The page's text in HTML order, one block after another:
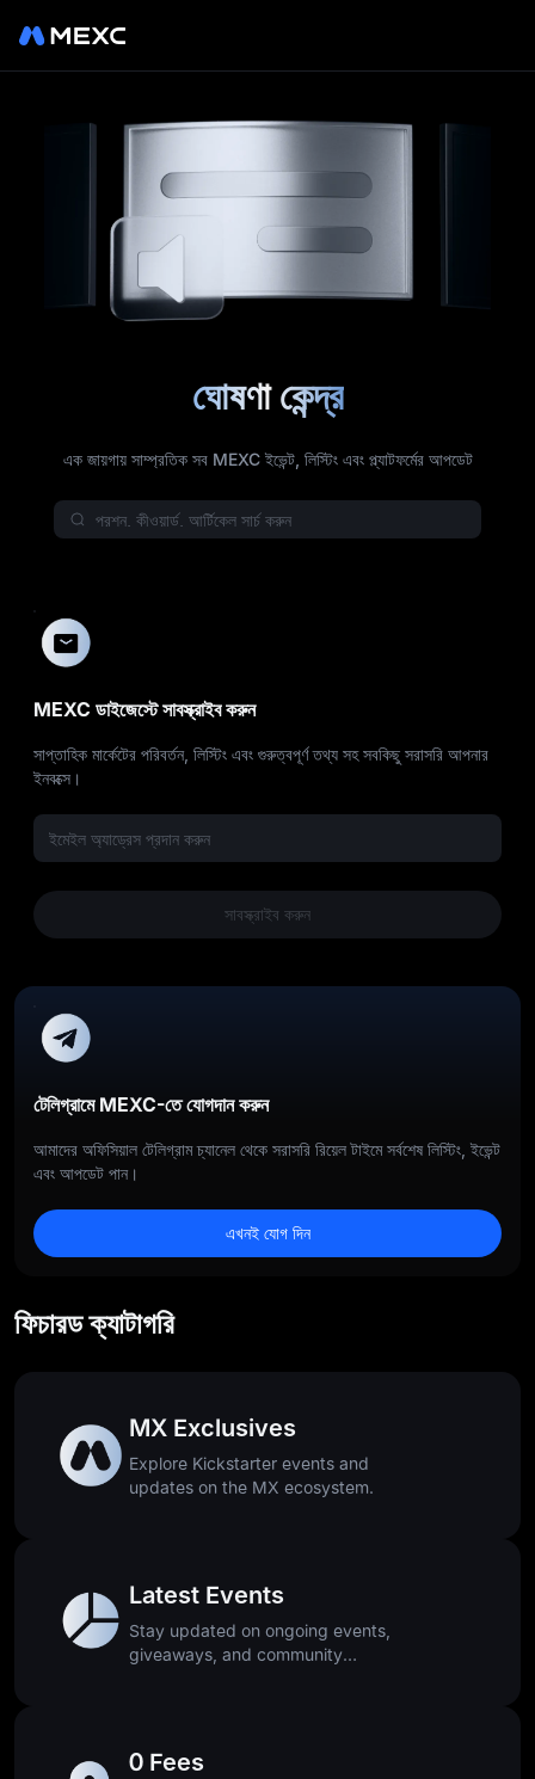
ঘোষণা কেন্দ্র
এক জায়গায় সাম্প্রতিক সব MEXC ইভেন্ট, লিস্টিং এবং প্ল্যাটফর্মের আপডেট
MEXC ডাইজেস্টে সাবস্ক্রাইব করুন
সাপ্তাহিক মার্কেটের পরিবর্তন, লিস্টিং এবং গুরুত্বপূর্ণ তথ্য সহ সবকিছু সরাসরি আপনার
ইনবক্সে।
সাবস্ক্রাইব করুন
টেলিগ্রামে MEXC-তে যোগদান করুন
আমাদের অফিসিয়াল টেলিগ্রাম চ্যানেল থেকে সরাসরি রিয়েল টাইমে সর্বশেষ লিস্টিং, ইভেন্ট
এবং আপডেট পান।
এখনই যোগ দিন
ফিচারড ক্যাটাগরি
MX Exclusives
Explore Kickstarter events and
updates on the MX ecosystem.
Latest Events
Stay updated on ongoing events,
giveaways, and community
0 Fees